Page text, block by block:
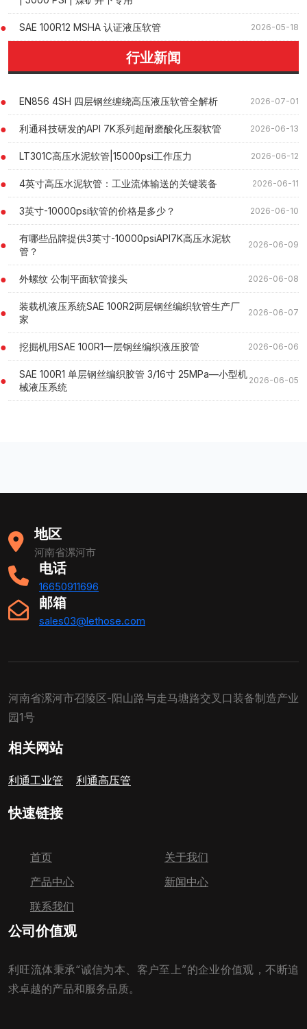
SAE 100R12 MSHA 认证液压软管 2026-05-18
行业新闻
EN856 4SH 四层钢丝缠绕高压液压软管全解析 2026-07-01
利通科技研发的API 7K系列超耐磨酸化压裂软管 2026-06-13
LT301C高压水泥软管|15000psi工作压力 2026-06-12
4英寸高压水泥软管：工业流体输送的关键装备 2026-06-11
3英寸-10000psi软管的价格是多少？ 2026-06-10
有哪些品牌提供3英寸-10000psiAPI7K高压水泥软
管？
2026-06-09
外螺纹 公制平⾯软管接头 2026-06-08
装载机液压系统SAE 100R2两层钢丝编织软管生产厂
家
2026-06-07
挖掘机用SAE 100R1一层钢丝编织液压胶管 2026-06-06
SAE 100R1 单层钢丝编织胶管 3/16寸 25MPa—小型机
械液压系统
2026-06-05
地区
河南省漯河市
电话
16650911696
邮箱
sales03@lethose.com
河南省漯河市召陵区-阳山路与走马塘路交叉口装备制造产业
园1号
相关网站
利通工业管 利通高压管
快速链接
首页
关于我们
产品中心
新闻中心
联系我们
公司价值观
利旺流体秉承“诚信为本、客户至上”的企业价值观，不断追
求卓越的产品和服务品质。